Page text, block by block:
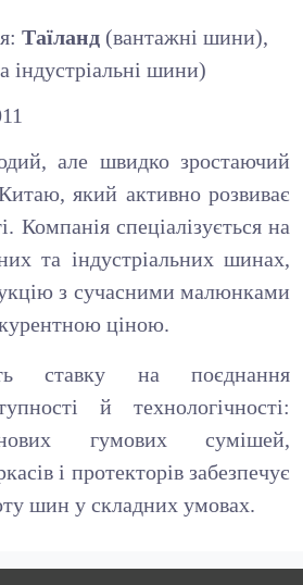
Таїланд (вантажні шини),
індустріальні шини)
але швидко зростаючий
який активно розвиває
Компанія спеціалізується на
та індустріальних шинах,
з сучасними малюнками
ціною.
ставку на поєднання
й технологічності:
гумових сумішей,
і протекторів забезпечує
шин у складних умовах.